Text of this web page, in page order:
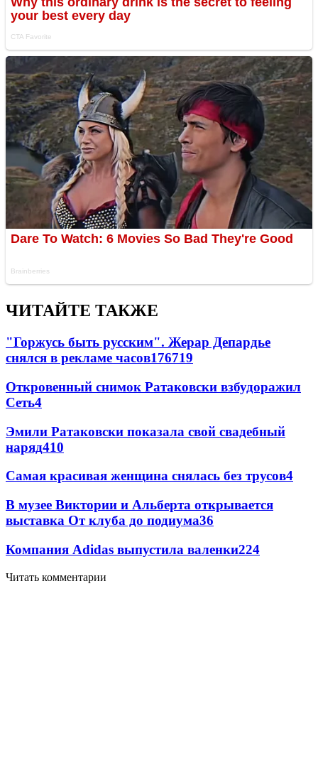
ЧИТАЙТЕ ТАКЖЕ
"Горжусь быть русским". Жерар Депардье
снялся в рекламе часов176719
Откровенный снимок Ратаковски взбудоражил
Сеть4
Эмили Ратаковски показала свой свадебный
наряд410
Самая красивая женщина снялась без трусов4
В музее Виктории и Альберта открывается
выставка От клуба до подиума36
Компания Adidas выпустила валенки224
Читать комментарии